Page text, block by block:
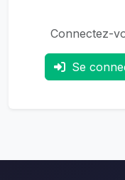
Connectez-
Se